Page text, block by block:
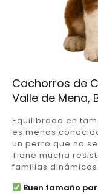
Cachorros de
Valle de Mena,
Equilibrado en
es menos
un perro que no
Tiene mucha
familias dinámicas.
Buen tamaño